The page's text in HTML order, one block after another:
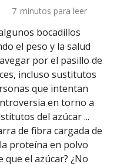
7 minutos para leer
bocadillos
el peso y la salud
por el pasillo de
incluso sustitutos
que intentan
en torno a
del azúcar ...
de fibra cargada de
proteína en polvo
que el azúcar? ¿No